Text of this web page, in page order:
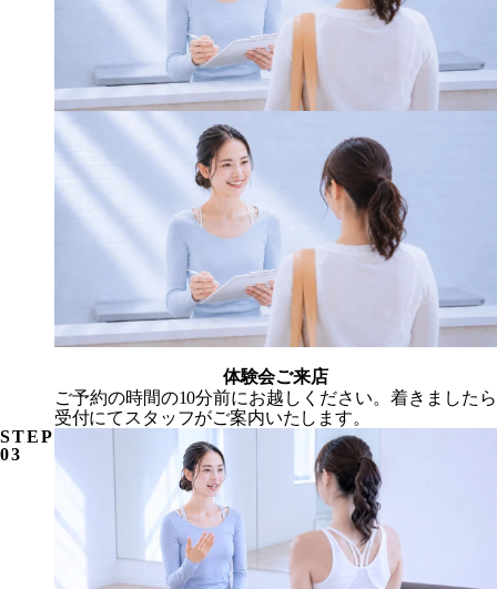
体験会ご来店
ご予約の時間の10分前にお越しください。着きましたら
受付にてスタッフがご案内いたします。
STEP
03